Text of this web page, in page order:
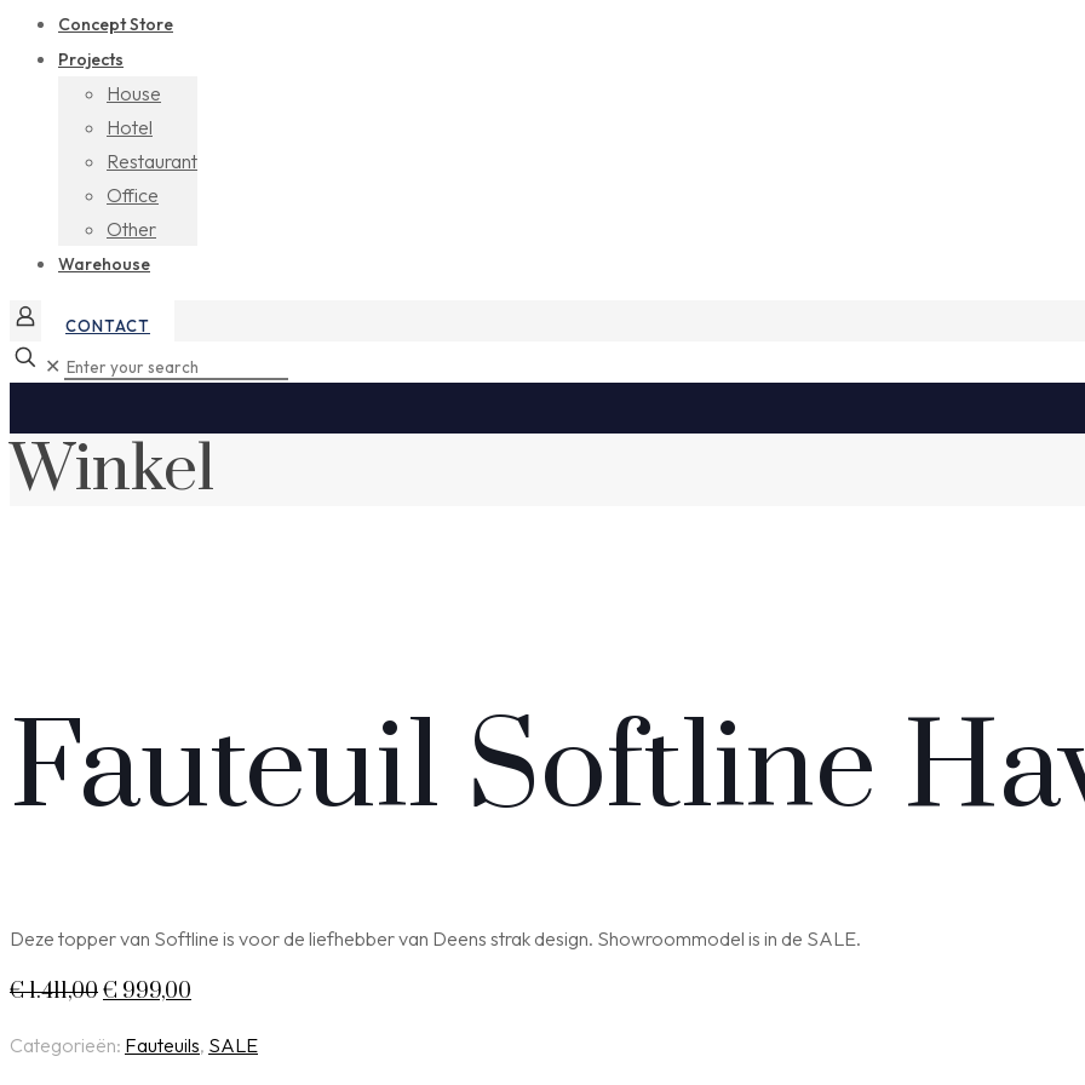
Concept Store
Projects
House
Hotel
Restaurant
Office
Other
Warehouse
CONTACT
✕
Winkel
Fauteuil Softline
Deze topper van Softline is voor de liefhebber van Deens strak design. Showroommodel is in de SALE.
€1.411,00Oorspronkelijke
was:
€ 999,00
is:
Categorieën: Fauteuils, SALE